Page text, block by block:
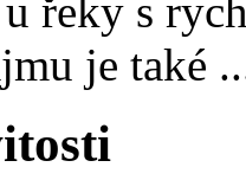
řeky s
je také